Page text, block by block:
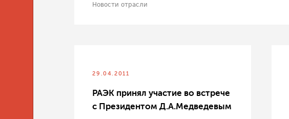
Новости отрасли
29.04.2011
РАЭК принял участие во встрече
с Президентом Д.А.Медведевым